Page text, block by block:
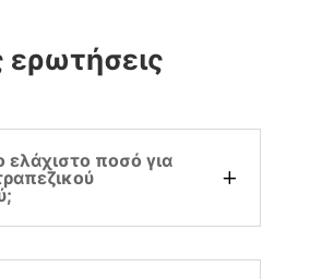
ερωτήσεις
ελάχιστο ποσό για